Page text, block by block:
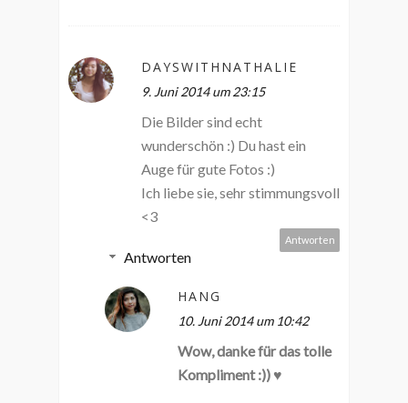
DAYSWITHNATHALIE
9. Juni 2014 um 23:15
Die Bilder sind echt
wunderschön :) Du hast ein
Auge für gute Fotos :)
Ich liebe sie, sehr stimmungsvoll
<3
Antworten
Antworten
HANG
10. Juni 2014 um 10:42
Wow, danke für das tolle
Kompliment :)) ♥